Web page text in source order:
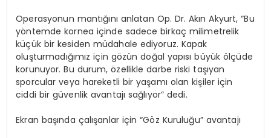
Operasyonun mantığını anlatan Op. Dr. Akın Akyurt, “Bu
yöntemde kornea içinde sadece birkaç milimetrelik
küçük bir kesiden müdahale ediyoruz. Kapak
oluşturmadığımız için gözün doğal yapısı büyük ölçüde
korunuyor. Bu durum, özellikle darbe riski taşıyan
sporcular veya hareketli bir yaşamı olan kişiler için
ciddi bir güvenlik avantajı sağlıyor” dedi.
Ekran başında çalışanlar için “Göz Kuruluğu” avantajı